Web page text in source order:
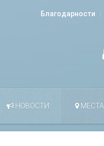
Благодарности
НОВОСТИ МЕСТА